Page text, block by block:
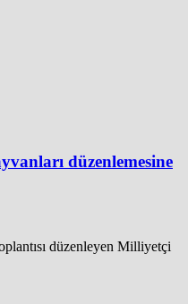
düzenlemesine
düzenleyen Milliyetçi